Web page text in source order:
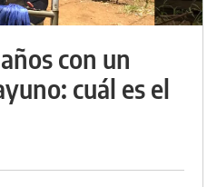
con un
cuál es el